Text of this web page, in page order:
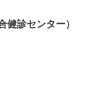
健診センター）